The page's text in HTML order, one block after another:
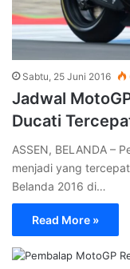
Sabtu, 25 Juni 2016
Jadwal
Ducati
ASSEN, BELANDA –
menjadi yang
Belanda 2016 di…
Read More »